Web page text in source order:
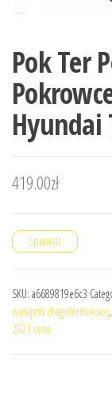
Pok Ter
Hyundai
419.00zł
Sprawdź
SKU: a6689819e6c3
wynajem długoterminowy,
2021 cena